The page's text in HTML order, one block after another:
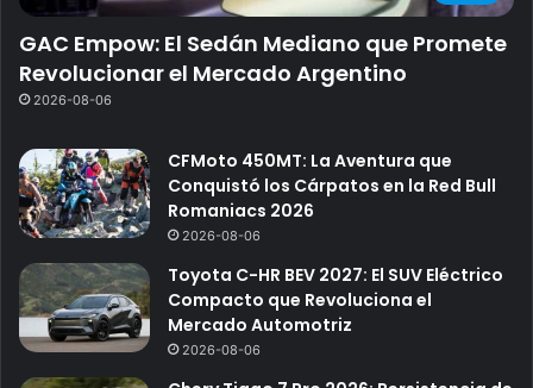
GAC Empow: El Sedán Mediano que Promete
Revolucionar el Mercado Argentino
2026-08-06
CFMoto 450MT: La Aventura que
Conquistó los Cárpatos en la Red Bull
Romaniacs 2026
2026-08-06
Toyota C-HR BEV 2027: El SUV Eléctrico
Compacto que Revoluciona el
Mercado Automotriz
2026-08-06